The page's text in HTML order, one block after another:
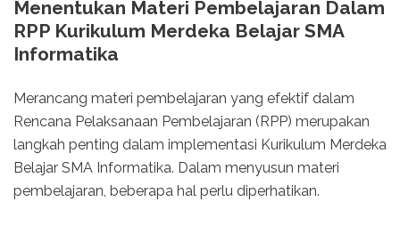
Menentukan Materi Pembelajaran Dalam
RPP Kurikulum Merdeka Belajar SMA
Informatika
Merancang materi pembelajaran yang efektif dalam
Rencana Pelaksanaan Pembelajaran (RPP) merupakan
langkah penting dalam implementasi Kurikulum Merdeka
Belajar SMA Informatika. Dalam menyusun materi
pembelajaran, beberapa hal perlu diperhatikan.